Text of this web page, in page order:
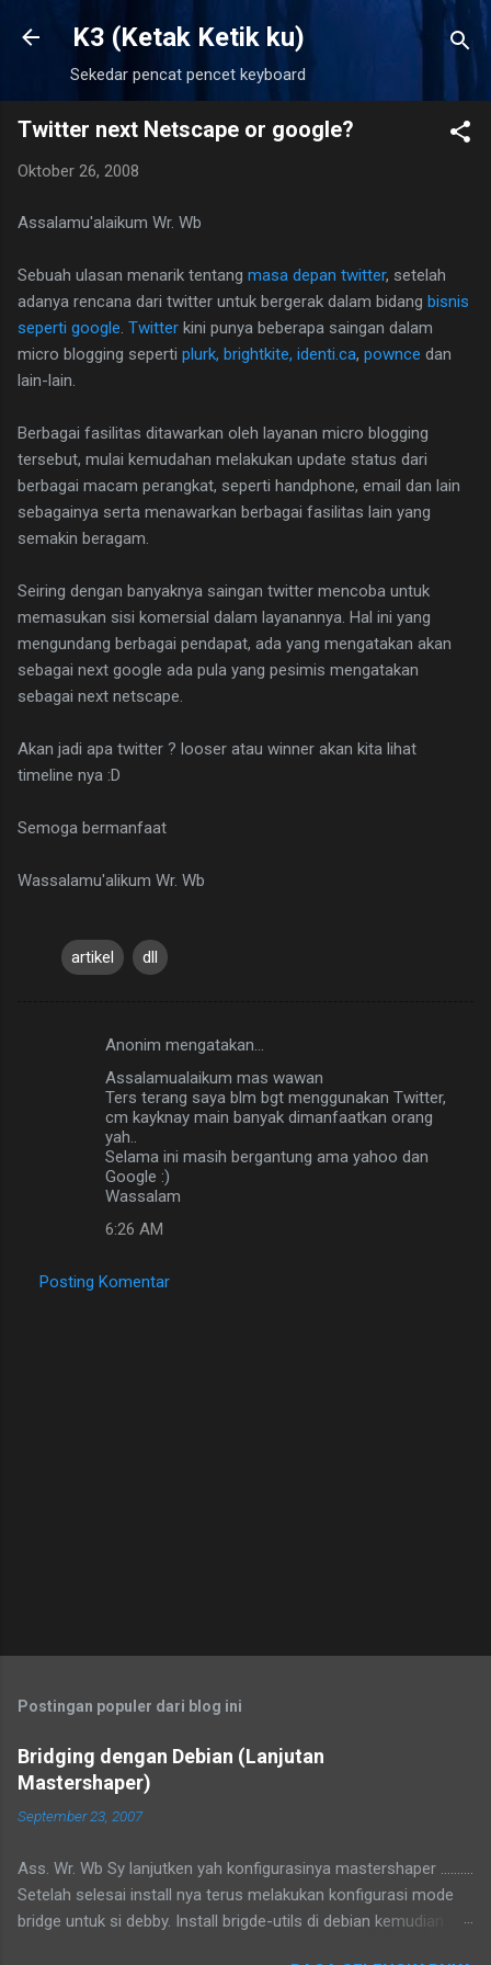
Langsung ke konten utama
K3 (Ketak Ketik ku)
Sekedar pencat pencet keyboard
Twitter next Netscape or google?
Oktober 26, 2008
Assalamu'alaikum Wr. Wb
Sebuah ulasan menarik tentang masa depan twitter, setelah
adanya rencana dari twitter untuk bergerak dalam bidang bisnis
seperti google Twitter kini punya beberapa saingan dalam
micro blogging seperti plurk, brightkite, identi.ca, pownce dan
lain-lain.
Berbagai fasilitas ditawarkan oleh layanan micro blogging
tersebut, mulai kemudahan melakukan update status dari
berbagai macam perangkat, seperti handphone, email dan lain
sebagainya serta menawarkan berbagai fasilitas lain yang
semakin beragam.
Seiring dengan banyaknya saingan twitter mencoba untuk
memasukan sisi komersial dalam layanannya. Hal ini yang
mengundang berbagai pendapat, ada yang mengatakan akan
sebagai next google ada pula yang pesimis mengatakan
sebagai next netscape.
Akan jadi apa twitter ? looser atau winner akan kita lihat
timeline nya :D
Semoga bermanfaat
Wassalamu'alikum Wr. Wb
artikel dll
r
Anonim mengatakan…
Assalamualaikum mas wawan
Ters terang saya blm bgt menggunakan Twitter,
cm kayknay main banyak dimanfaatkan orang
yah..
Selama ini masih bergantung ama yahoo dan
Google :)
Wassalam
6:26 AM
Posting Komentar
Postingan populer dari blog ini
Bridging dengan Debian (Lanjutan
Mastershaper)
September 23, 2007
Ass. Wr. Wb Sy lanjutken yah konfigurasinya mastershaper ..........
Setelah selesai install nya terus melakukan konfigurasi mode
bridge untuk si debby. Install brigde-utils di debian kemudian